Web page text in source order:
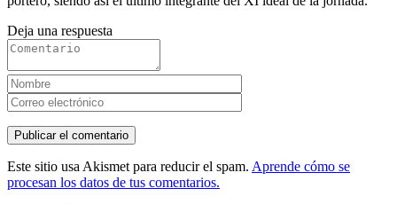
Deja una respuesta
Este sitio usa Akismet para reducir el spam. Aprende cómo se
procesan los datos de tus comentarios.